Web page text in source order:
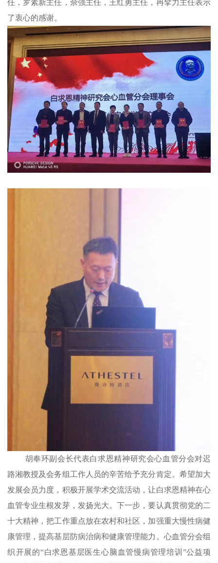
任，罗素新主任，佘强主任，王红勇主任，冉擘力主任表示
了衷心的感谢。
胡奉环副会长代表白求恩精神研究会心血管分会对迟
路湘教授及会务组 工作人员的辛苦给予充分肯定。希望加大
发展会员力度，积极开展学术交流活动，让白求恩精神在心
血管专业生根发芽，发扬光大。下一步 ，要认真贯彻党的二
十大精神，把工作重点放在农村和社区，加强重大慢性病健
康管理，提高基层防病治病和健康管理能力。心血管分会组
织​开展的“白求恩基层医生心脑血管慢病管理培训”公益项